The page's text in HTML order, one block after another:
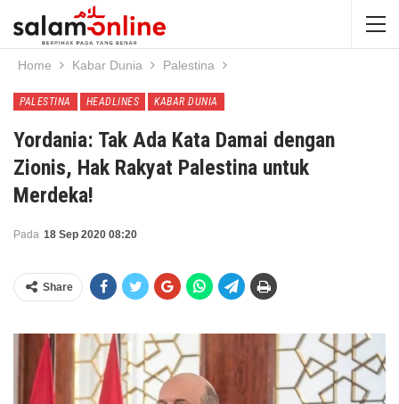
Home Kabar Dunia Palestina
PALESTINA HEADLINES KABAR DUNIA
Yordania: Tak Ada Kata Damai dengan
Zionis, Hak Rakyat Palestina untuk
Merdeka!
Pada 18 Sep 2020 08:20
Share